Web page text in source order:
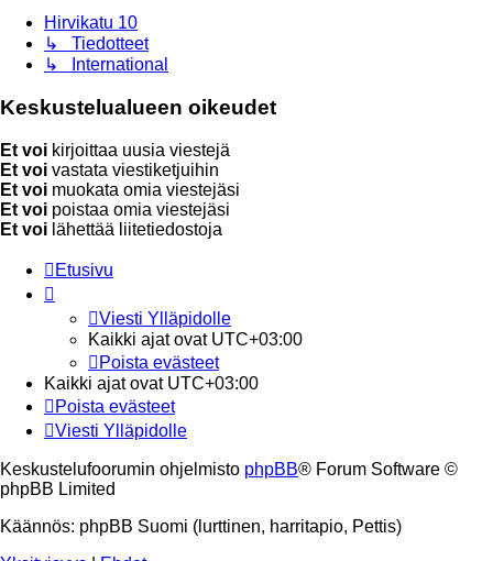
Hirvikatu 10
↳ Tiedotteet
↳ International
Keskustelualueen oikeudet
Et voi kirjoittaa uusia viestejä
Et voi vastata viestiketjuihin
Et voi muokata omia viestejäsi
Et voi poistaa omia viestejäsi
Et voi lähettää liitetiedostoja
Etusivu
Viesti Ylläpidolle
Kaikki ajat ovat UTC+03:00
Poista evästeet
Kaikki ajat ovat UTC+03:00
Poista evästeet
Viesti Ylläpidolle
Keskustelufoorumin ohjelmisto phpBB® Forum Software ©
phpBB Limited
Käännös: phpBB Suomi (lurttinen, harritapio, Pettis)